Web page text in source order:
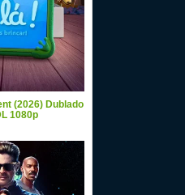
(2026) Dublado
1080p